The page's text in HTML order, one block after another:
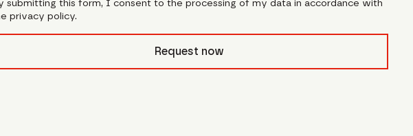
submitting this form, I consent to the processing of my data in accordance with
privacy policy.
Request now